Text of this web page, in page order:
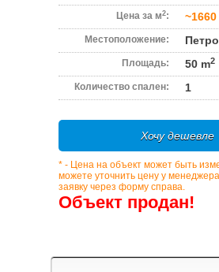
Цена за м2: ~1660
Местоположение:
Площадь: 50 m2
Количество спален: 1
Хочу дешевле
* - Цена на объект может быть
можете уточнить цену у
заявку через форму справа.
Объект продан!